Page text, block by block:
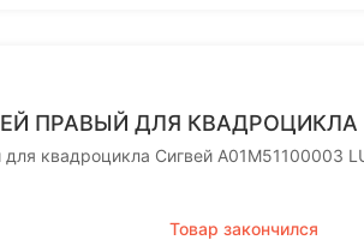
ПРАВЫЙ ДЛЯ КВАДРОЦИКЛА
квадроцикла Сигвей A01M51100003
Товар закончился